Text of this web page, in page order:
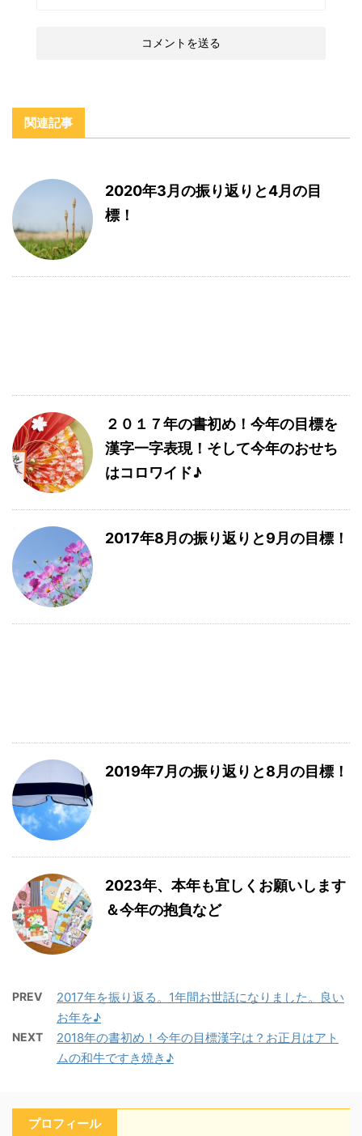
関連記事
2020年3月の振り返りと4月の目
標！
２０１７年の書初め！今年の目標を
漢字一字表現！そして今年のおせち
はコロワイド♪
2017年8月の振り返りと9月の目標！
2019年7月の振り返りと8月の目標！
2023年、本年も宜しくお願いします
＆今年の抱負など
PREV
2017年を振り返る。1年間お世話になりました。良い
お年を♪
NEXT
2018年の書初め！今年の目標漢字は？お正月はアト
ムの和牛ですき焼き♪
プロフィール